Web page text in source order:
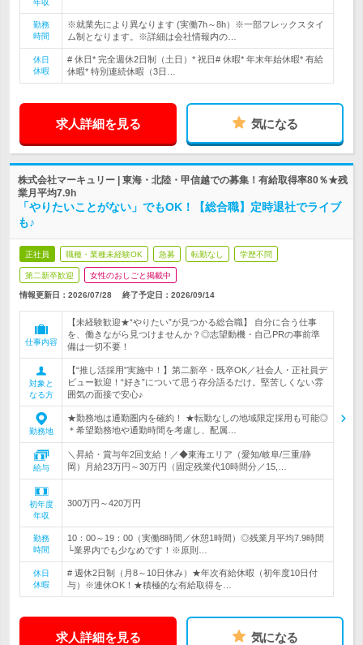
年収
勤務
時間
※就業先により異なります (実働7h～8h）※一部フレックスタイ
ム制となります。※詳細は会社情報内の…
休日
休暇
# 休日* 完全週休2日制（土日）* 祝日# 休暇* 年末年始休暇* 有給
休暇* 特別連続休暇（3日…
求人詳細を見る 気になる
株式会社マーキュリー | 東海・北陸・甲信越での募集！有給取得率80％★残
業月平均7.9h
「やりたいことがない」でもOK！【総合職】定時退社でライブ
も♪
正社員 職種・業種未経験OK 急募 転勤なし 学歴不問
第二新卒歓迎 女性のおしごと掲載中
情報更新日：2026/07/28 終了予定日： 2026/09/14
仕事内容
【未経験歓迎★“やりたい”が見つかる総合職】 自分に合う仕事
を、働きながら見つけませんか？◎志望動機・自己PRの事前準
備は一切不要！
対象と
なる方
【“推し活採用”実施中！】第二新卒・既卒OK／社会人・正社員デ
ビュー歓迎！“好き”について思う存分語るだけ。堅苦しくない雰
囲気の面接で安心♪
勤務地
★勤務地は通勤圏内を確約！ ★転勤なしの地域限定採用も可能◎
＊希望勤務地や通勤時間を考慮し、配属…
給与
＼昇給・賞与年2回支給！／◆東海エリア（愛知/岐阜/三重/静
岡）月給23万円～30万円（固定残業代10時間分／15,…
初年度
年収
300万円～420万円
勤務
時間
10：00～19：00（実働8時間／休憩1時間）◎残業月平均7.9時間
└業界内でも少なめです！※原則…
休日
休暇
# 週休2日制（月8～10日休み）★年次有給休暇（初年度10日付
与）※連休OK！★積極的な有給取得を…
求人詳細を見る 気になる